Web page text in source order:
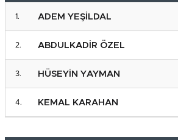
ADEM YEŞİLDAL
ABDULKADİR ÖZEL
HÜSEYİN YAYMAN
KEMAL KARAHAN